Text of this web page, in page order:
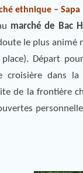
ethnique – Sapa
marché de Bac
le plus animé
Départ pour
croisière dans la
de la frontière